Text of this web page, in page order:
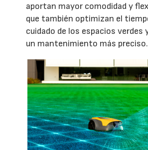
aportan mayor comodidad y
que también optimizan el
cuidado de los espacios verdes
un mantenimiento más preciso.